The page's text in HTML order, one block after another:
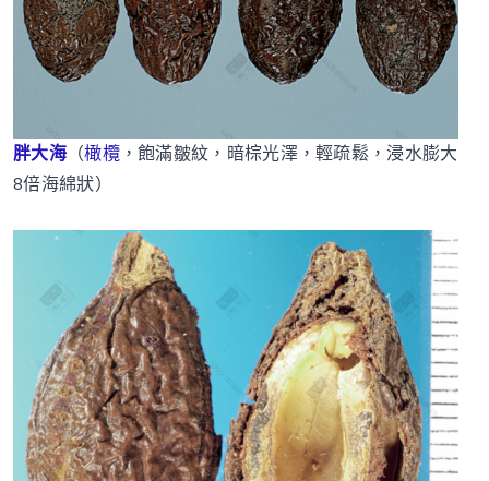
胖大海（橄欖，飽滿皺紋，暗棕光澤，輕疏鬆，浸水膨大
8倍海綿狀）